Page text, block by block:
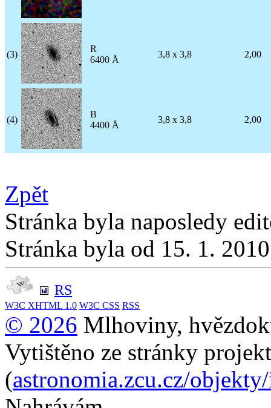
(3)
R
6400 Å
3,8 x 3,8 2,00
(4)
B
4400 Å
3,8 x 3,8 2,00
Zpět
Stránka byla naposledy
Stránka byla od 15. 1.
RS
W3C XHTML 1.0 W3C CSS RSS
© 2026 Mlhoviny,
Vytištěno ze stránky
(astronomia.zcu.cz/